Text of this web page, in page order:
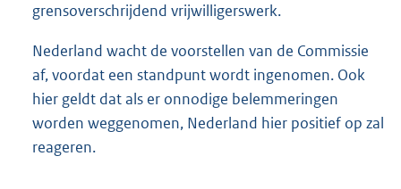
grensoverschrijdend vrijwilligerswerk.
Nederland wacht de voorstellen van de Commissie
af, voordat een standpunt wordt ingenomen. Ook
hier geldt dat als er onnodige belemmeringen
worden weggenomen, Nederland hier positief op zal
reageren.